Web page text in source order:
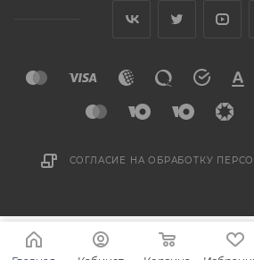
СОГЛАСИЕ НА ОБРАБОТКУ